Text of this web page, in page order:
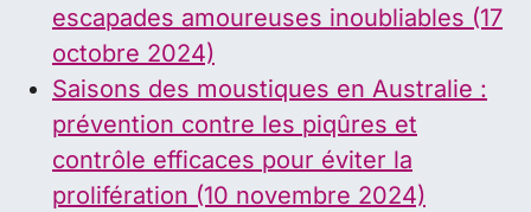
escapades amoureuses inoubliables (17
octobre 2024)
Saisons des moustiques en Australie :
prévention contre les piqûres et
contrôle efficaces pour éviter la
prolifération (10 novembre 2024)